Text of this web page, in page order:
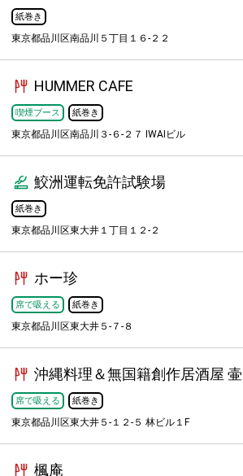
紙巻き
東京都品川区南品川５丁目１６-２２
HUMMER CAFE
喫煙ブース 紙巻き
東京都品川区南品川３-６-２７ IWAIビル
鮫洲運転免許試験場
紙巻き
東京都品川区東大井１丁目１２-２
ホー珍
席で吸える 紙巻き
東京都品川区東大井５-７-８
沖縄料理＆無国籍創作居酒屋
席で吸える 紙巻き
東京都品川区東大井５-１２-５ 林ビル１F
楓庵